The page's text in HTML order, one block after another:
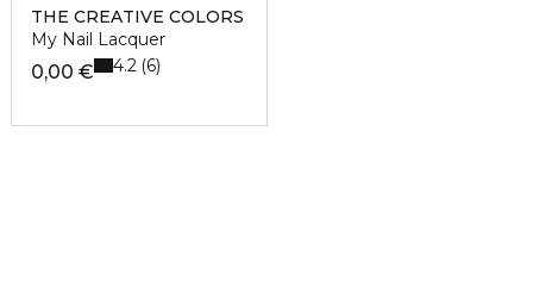
THE CREATIVE COLORS
My Nail Lacquer
0,00 € 4.2 6